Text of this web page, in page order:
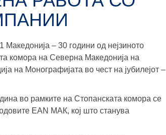
Македонија – 30 години од нејзиното
комора на Северна Македонија на
на Монографијата во чест на јубилејот –
во рамките на Стопанската комора се
EAN МАК, кој што станува